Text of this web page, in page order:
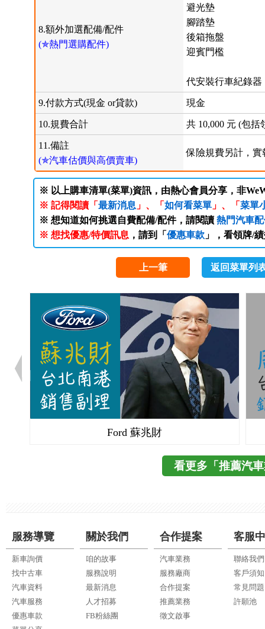
8.額外加選配備/配件
(✯熱門選購配件)
避光墊
腳踏墊
後箱拖盤
迎賓門檻
代安裝行車紀錄器
9.付款方式(現金 or貸款) 現金
10.規費合計 共 10,000 元 (包
11.備註
(✯汽車估價與高價賣車)
保險規費另計，實
※ 以上購車清單(菜單)資訊，由熱心會員分享，非
※ 記得閱讀「 最新消息 」、「 如何看菜單」、「 菜單
※ 想知道如何挑選自費配備/配件，請閱讀 熱門汽車
※ 想找優惠/特價訊息 ，請到「 優惠車款」，看領牌/
上一筆 返回菜單列
Ford 蘇兆財
看更多「推薦汽
服務導覽
新車詢價
找中古車
汽車資料
汽車服務
優惠車款
關於我們
咱的故事
服務說明
最新消息
人才招募
FB粉絲團
合作提案
汽車業務
服務廠商
合作提案
推薦業務
徵文啟事
客服
聯絡我們
客戶須知
常見問題
許願池